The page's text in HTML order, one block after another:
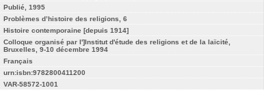
Publié, 1995
Problèmes d’histoire des religions, 6
Histoire contemporaine [depuis 1914]
Colloque organisé par l']Institut d'étude des religions et de la laïcité,
Bruxelles, 9-10 décembre 1994
Français
urn:isbn:9782800411200
VAR-58572-1001